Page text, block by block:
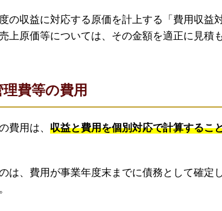
の収益に対応する原価を計上する「費用収益
上原価等については、その金額を適正に見積
費等の費用
費用は、 収益と費用を個別対応で計算するこ
は、費用が事業年度末までに債務として確定